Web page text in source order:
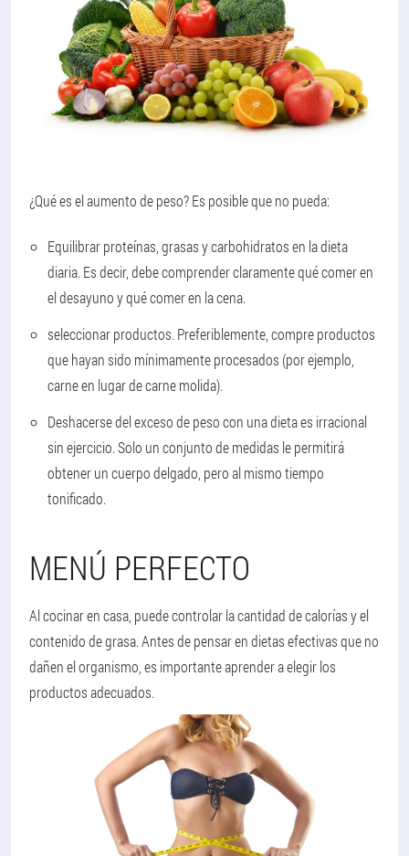
¿Qué es el aumento de peso? Es posible que no pueda:
Equilibrar proteínas, grasas y carbohidratos en la dieta
diaria. Es decir, debe comprender claramente qué comer en
el desayuno y qué comer en la cena.
seleccionar productos. Preferiblemente, compre productos
que hayan sido mínimamente procesados (por ejemplo,
carne en lugar de carne molida).
Deshacerse del exceso de peso con una dieta es irracional
sin ejercicio. Solo un conjunto de medidas le permitirá
obtener un cuerpo delgado, pero al mismo tiempo
tonificado.
MENÚ PERFECTO
Al cocinar en casa, puede controlar la cantidad de calorías y el
contenido de grasa. Antes de pensar en dietas efectivas que no
dañen el organismo, es importante aprender a elegir los
productos adecuados.